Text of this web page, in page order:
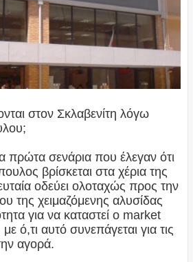
στον Σκλαβενίτη λόγω
πρώτα σενάρια που έλεγαν ότι
βρίσκεται στα χέρια της
οδεύει ολοταχώς προς την
της χειμαζόμενης αλυσίδας
για να καταστεί ο market
ό,τι αυτό συνεπάγεται για τις
αγορά.